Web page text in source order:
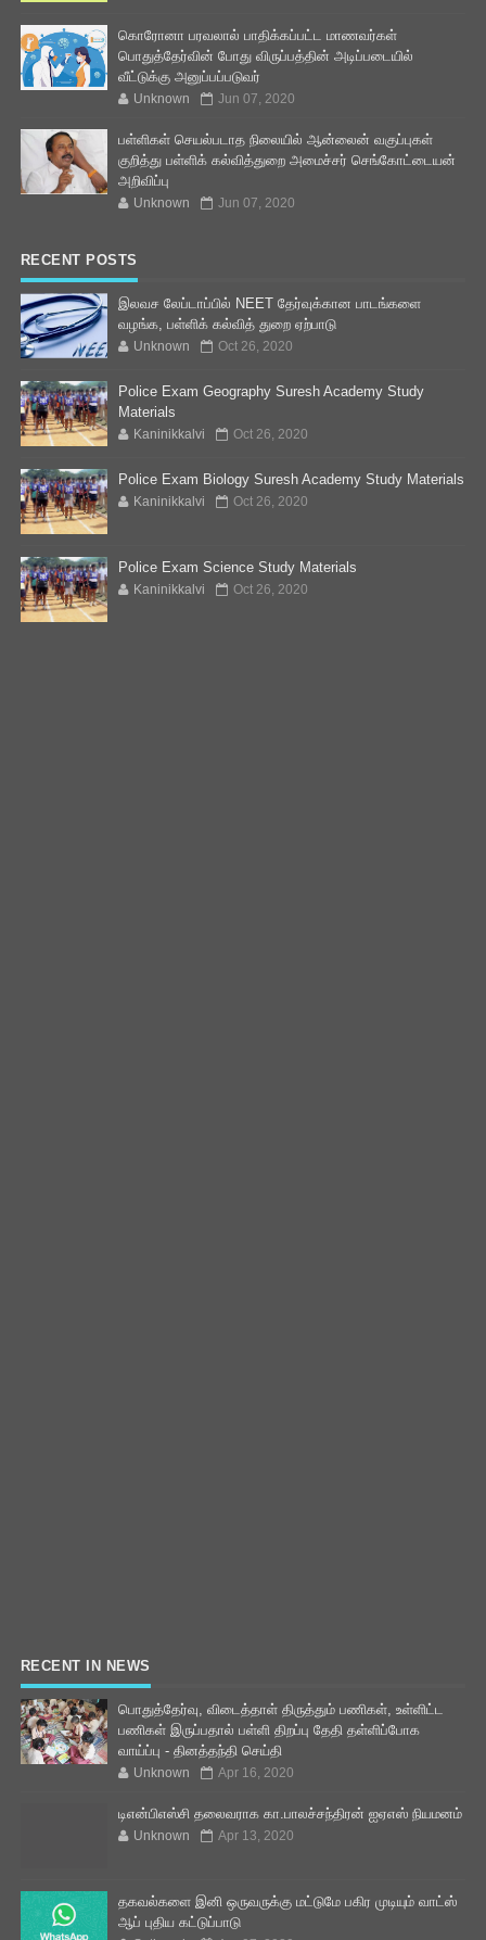
கொரோனா பரவலால் பாதிக்கப்பட்ட மாணவர்கள்
பொதுத்தேர்வின் போது விருப்பத்தின் அடிப்படையில்
வீட்டுக்கு அனுப்பப்படுவர்
Unknown Jun 07, 2020
பள்ளிகள் செயல்படாத நிலையில் ஆன்லைன் வகுப்புகள்
குறித்து பள்ளிக் கல்வித்துறை அமைச்சர் செங்கோட்டையன்
அறிவிப்பு
Unknown Jun 07, 2020
RECENT POSTS
இலவச லேப்டாப்பில் NEET தேர்வுக்கான பாடங்களை
வழங்க, பள்ளிக் கல்வித் துறை ஏற்பாடு
Unknown Oct 26, 2020
Police Exam Geography Suresh Academy Study
Materials
Kaninikkalvi Oct 26, 2020
Police Exam Biology Suresh Academy Study Materials
Kaninikkalvi Oct 26, 2020
Police Exam Science Study Materials
Kaninikkalvi Oct 26, 2020
RECENT IN NEWS
பொதுத்தேர்வு, விடைத்தாள் திருத்தும் பணிகள், உள்ளிட்ட
பணிகள் இருப்பதால் பள்ளி திறப்பு தேதி தள்ளிப்போக
வாய்ப்பு - தினத்தந்தி செய்தி
Unknown Apr 16, 2020
டிஎன்பிஎஸ்சி தலைவராக கா.பாலச்சந்திரன் ஐஏஎஸ் நியமனம்
Unknown Apr 13, 2020
தகவல்களை இனி ஒருவருக்கு மட்டுமே பகிர முடியும் வாட்ஸ்
ஆப் புதிய கட்டுப்பாடு